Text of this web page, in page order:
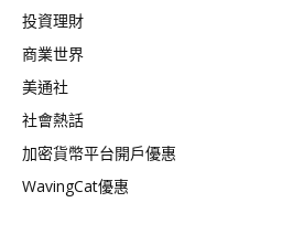
投資理財
商業世界
美通社
社會熱話
加密貨幣平台開戶優惠
WavingCat優惠